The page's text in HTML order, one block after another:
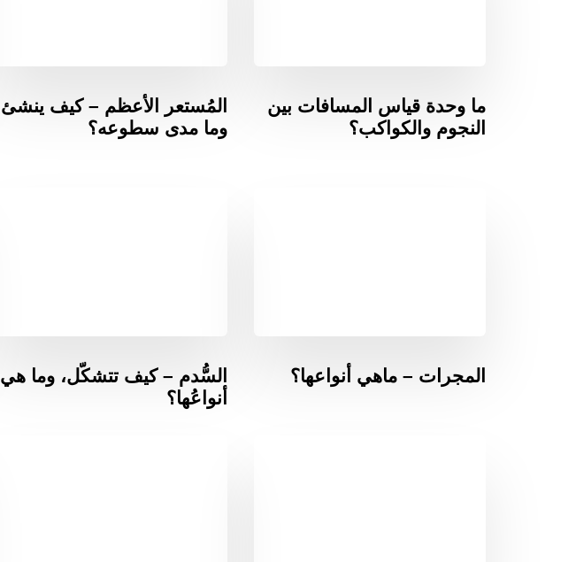
ما وحدة قياس المسافات بين
النجوم والكواكب؟
المُستعر الأعظم – كيف ينشئ
وما مدى سطوعه؟
المجرات – ماهي أنواعها؟
السُّدم – كيف تتشكّل، وما هي
أنواعُها؟